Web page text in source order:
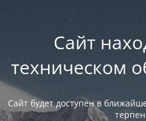
Сайт
техническом
Сайт будет доступен в